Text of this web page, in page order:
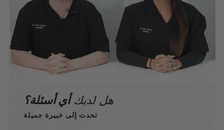
هل لديكأي أسئلة؟
تحدث إلى خبيرة جميلة